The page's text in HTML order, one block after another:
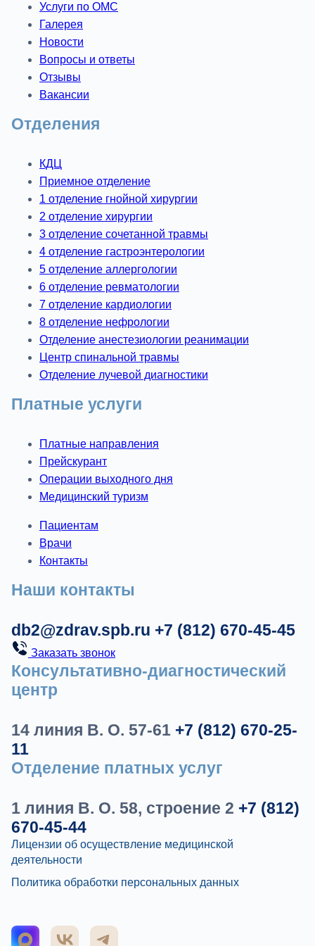
Услуги по ОМС
Галерея
Новости
Вопросы и ответы
Отзывы
Вакансии
Отделения
КДЦ
Приемное отделение
1 отделение гнойной хирургии
2 отделение хирургии
3 отделение сочетанной травмы
4 отделение гастроэнтерологии
5 отделение аллергологии
6 отделение ревматологии
7 отделение кардиологии
8 отделение нефрологии
Отделение анестезиологии реанимации
Центр спинальной травмы
Отделение лучевой диагностики
Платные услуги
Платные направления
Прейскурант
Операции выходного дня
Медицинский туризм
Пациентам
Врачи
Контакты
Наши контакты
db2@zdrav.spb.ru +7 (812) 670-45-45
Заказать звонок
Консультативно-диагностический
центр
14 линия В. О. 57-61 +7 (812) 670-25-
11
Отделение платных услуг
1 линия В. О. 58, строение 2 +7 (812)
670-45-44
Лицензии об осуществление медицинской
деятельности
Политика обработки персональных данных